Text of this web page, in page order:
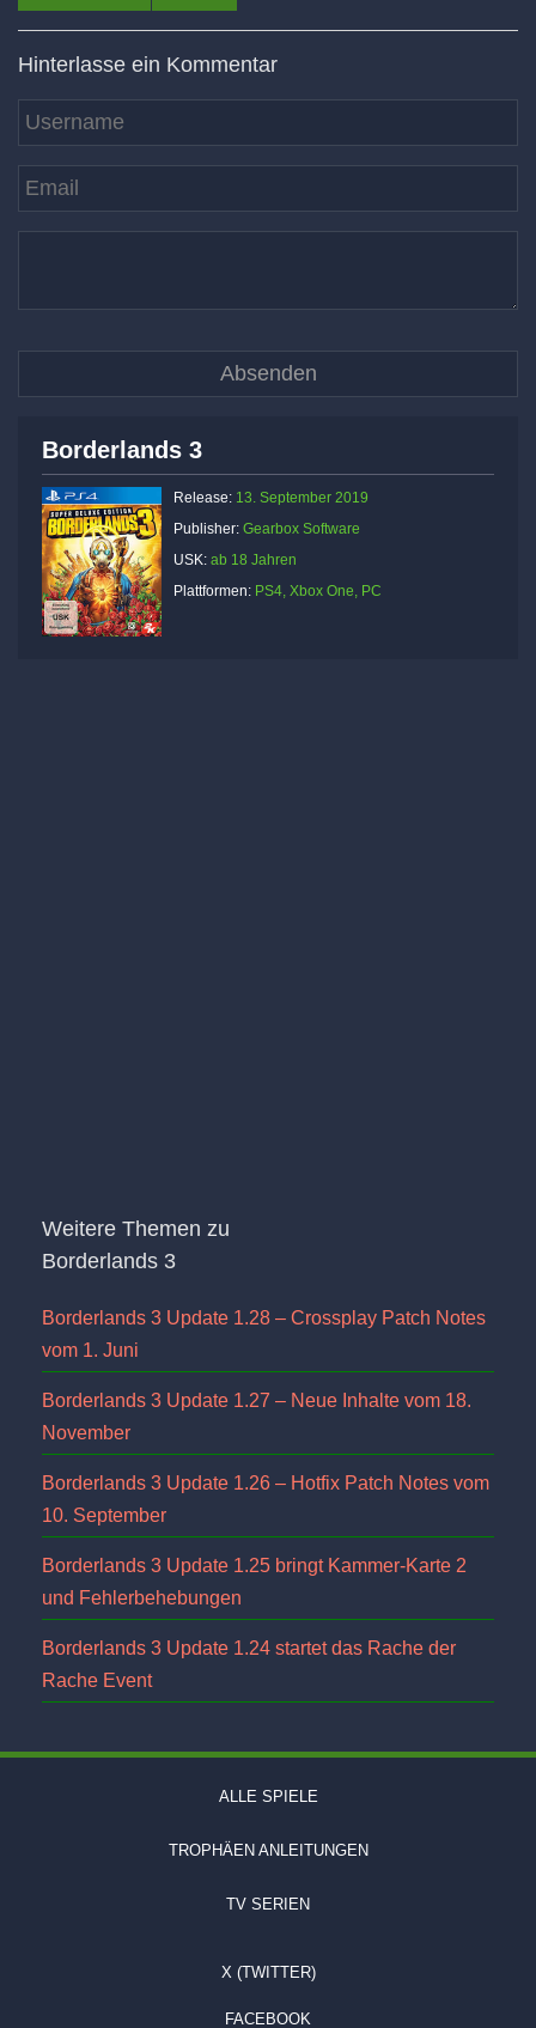
Hinterlasse ein Kommentar
Borderlands 3
Release: 13. September 2019
Publisher: Gearbox Software
USK: ab 18 Jahren
Plattformen: PS4, Xbox One, PC
Weitere Themen zu
Borderlands 3
Borderlands 3 Update 1.28 – Crossplay Patch Notes
vom 1. Juni
Borderlands 3 Update 1.27 – Neue Inhalte vom 18.
November
Borderlands 3 Update 1.26 – Hotfix Patch Notes vom
10. September
Borderlands 3 Update 1.25 bringt Kammer-Karte 2
und Fehlerbehebungen
Borderlands 3 Update 1.24 startet das Rache der
Rache Event
ALLE SPIELE
TROPHÄEN ANLEITUNGEN
TV SERIEN
X (TWITTER)
FACEBOOK